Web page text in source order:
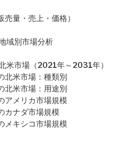
量・売上・価格）
域別市場分析
米市場（2021年～2031年）
北米市場：種類別
北米市場：用途別
アメリカ市場規模
カナダ市場規模
メキシコ市場規模